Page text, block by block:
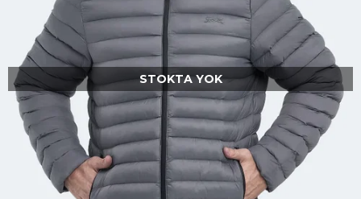
STOKTA YOK